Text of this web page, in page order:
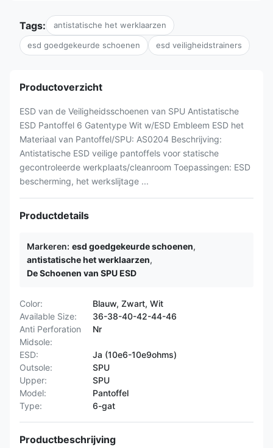
Tags: antistatische het werklaarzen
esd goedgekeurde schoenen esd veiligheidstrainers
Productoverzicht
ESD van de Veiligheidsschoenen van SPU Antistatische
ESD Pantoffel 6 Gatentype Wit w/ESD Embleem ESD het
Materiaal van Pantoffel/SPU: AS0204 Beschrijving:
Antistatische ESD veilige pantoffels voor statische
gecontroleerde werkplaats/cleanroom Toepassingen: ESD
bescherming, het werkslijtage ...
Productdetails
Markeren: esd goedgekeurde schoenen,
antistatische het werklaarzen,
De Schoenen van SPU ESD
Color:
Blauw, Zwart, Wit
Available Size:
36-38-40-42-44-46
Anti Perforation
Midsole:
Nr
ESD:
Ja (10e6-10e9ohms)
Outsole:
SPU
Upper:
SPU
Model:
Pantoffel
Type:
6-gat
Productbeschrijving